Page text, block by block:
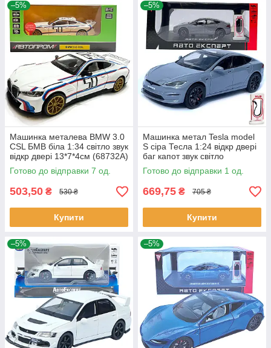
–5%
Машинка металева BMW 3.0
CSL БМВ біла 1:34 світло звук
відкр двері 13*7*4см (68732А)
Готово до відправки 7 од.
503,50 ₴ 530 ₴
Купити
–5%
Машинка метал Tesla model
S сіра Тесла 1:24 відкр двері
баг капот звук світло
17,5*7,5*5,5см (EL 64077)
Готово до відправки 1 од.
669,75 ₴ 705 ₴
Купити
–5% –5%